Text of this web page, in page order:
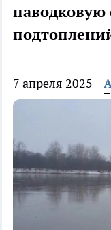
7 апреля 2025